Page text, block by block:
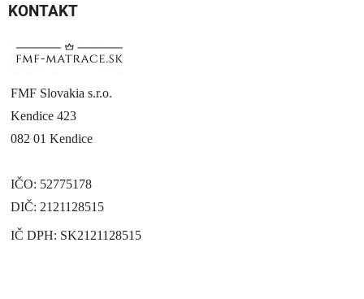
KONTAKT
FMF Slovakia s.r.o.
Kendice 423
082 01 Kendice
IČO: 52775178
DIČ: 2121128515
IČ DPH: SK2121128515